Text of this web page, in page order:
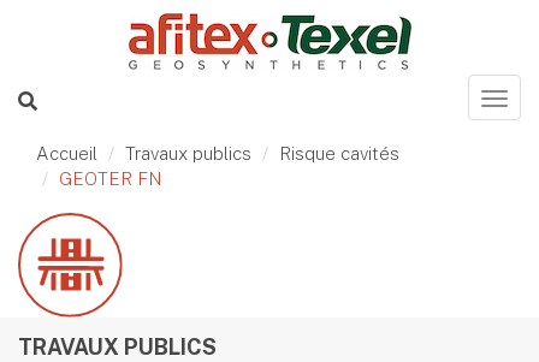
Accueil Travaux publics
Risque cavités
GEOTER FN
TRAVAUX PUBLICS